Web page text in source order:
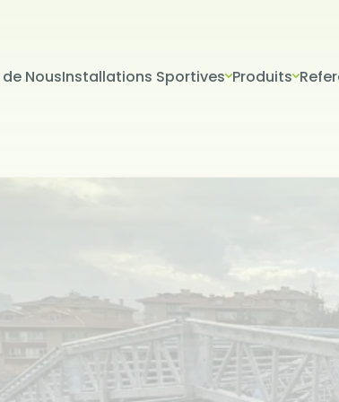
NousInstallations Sportives Produits
edenlerin gizliliğini korumak Kurumumuzun
Genellikle ziyaret ettiğiniz internet sitesini
deneyim sunmak, sunulan hizmetleri
kullanılır ve bir internet sitesinde gezinirken
kullanılmasını tercih etmezseniz tarayıcınızın
engelleyebilirsiniz. Ancak bunun internet sitemizi
hatırlatmak isteriz. Tarayıcınızdan Çerez
çerez kullanımını kabul ettiğinizi varsayacağız.